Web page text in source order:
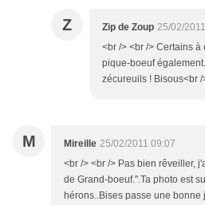
Z Zip de Zoup 25/02/
<br /> <br /> Certains
pique-boeuf
zécureuils ! Bisous<br /
M Mireille 25/02/2011 09:07
<br /> <br /> Pas bien rêveiller,
de Grand-boeuf.".Ta photo est
hérons..Bises passe une